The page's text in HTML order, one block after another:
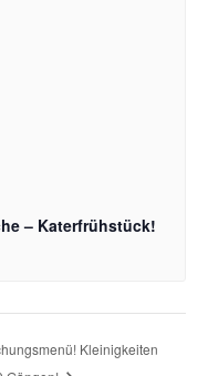
– Katerfrühstück!
Kleinigkeiten